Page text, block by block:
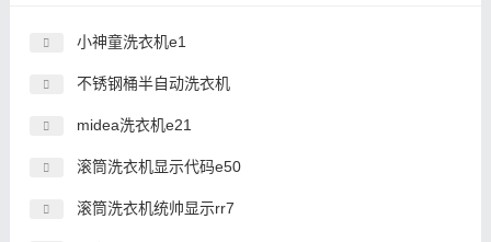
小神童洗衣机e1
不锈钢桶半自动洗衣机
midea洗衣机e21
滚筒洗衣机显示代码e50
滚筒洗衣机统帅显示rr7